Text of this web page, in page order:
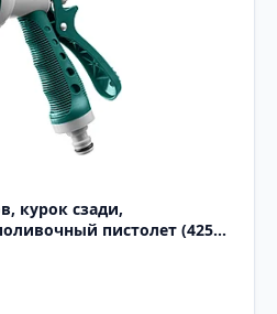
курок сзади,
пистолет (4255-